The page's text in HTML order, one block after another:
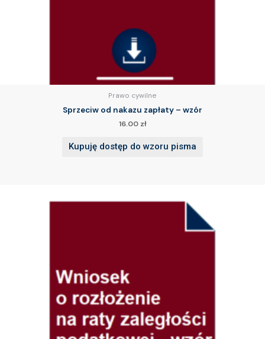
Prawo cywilne
Sprzeciw od nakazu zapłaty – wzór
16.00 zł
Kupuję dostęp do wzoru pisma